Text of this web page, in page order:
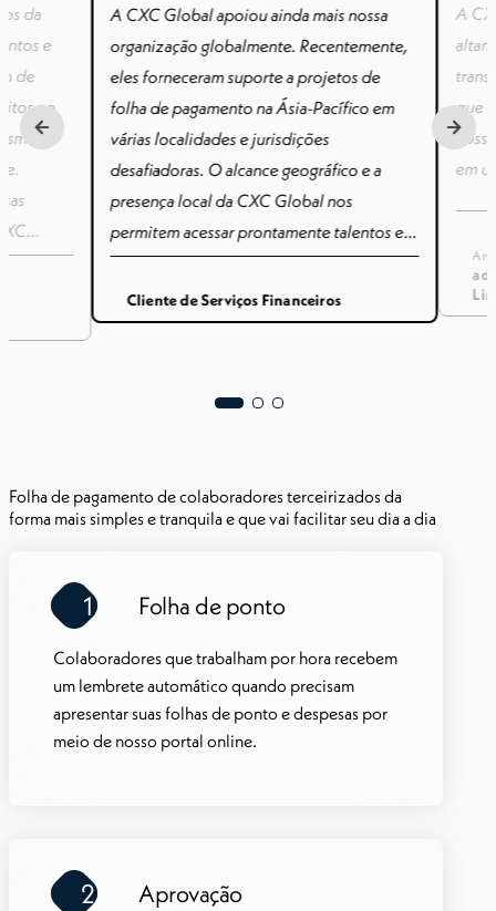
da
e
de
no
A CXC Global apoiou ainda mais nossa
organização globalmente. Recentemente,
eles forneceram suporte a projetos de
folha de pagamento na Ásia-Pacífico em
várias localidades e jurisdições
desafiadoras. O alcance geográfico e a
presença local da CXC Global nos
permitem acessar prontamente talentos e
garantir consistência e conformidade ao
envolver trabalhadores em todo o mundo.
Cliente de Serviços Financeiros
A
que
em
Folha de pagamento de colaboradores terceirizados da
forma mais simples e tranquila e que vai facilitar seu dia a dia
1 Folha de ponto
Colaboradores que trabalham por hora recebem
um lembrete automático quando precisam
apresentar suas folhas de ponto e despesas por
meio de nosso portal online.
2 Aprovação